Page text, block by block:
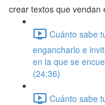
crear textos que vendan
Cuánto sabe
engancharlo e
en la que se
(24:36)
Cuánto sabe